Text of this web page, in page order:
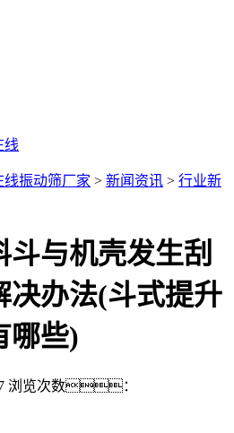
线
振动筛厂家 > 新闻资讯 > 行业新
斗与机壳发生刮
决办法(斗式提升
哪些)
浏览次数：